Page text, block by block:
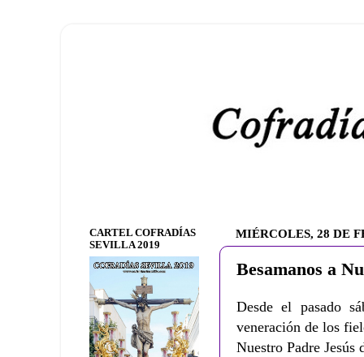
MIÉRCOLES, 28 DE
Besamanos a
Desde el pasado
veneración de los
Nuestro Padre
CARTEL COFRADÍAS
SEVILLA 2019